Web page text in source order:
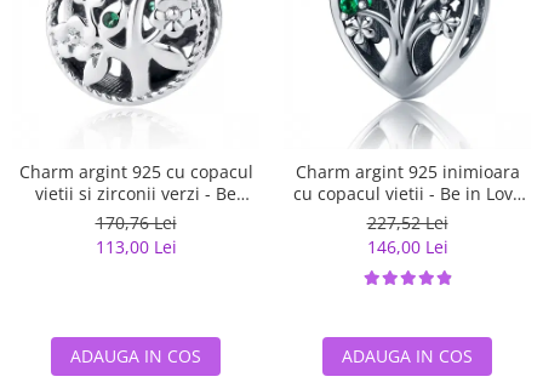
Charm argint 925 cu copacul
vietii si zirconii verzi - Be
Nature PST0059
170,76 Lei
113,00 Lei
ADAUGA IN COS
Charm argint 925 inimioara
cu copacul vietii - Be in Love
PST0105
227,52 Lei
146,00 Lei
ADAUGA IN COS